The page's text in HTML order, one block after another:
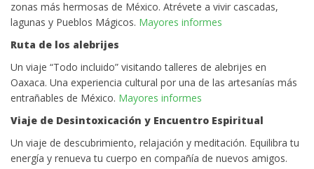
zonas más hermosas de México. Atrévete a vivir cascadas,
lagunas y Pueblos Mágicos. Mayores informes
Ruta de los alebrijes
Un viaje “Todo incluido” visitando talleres de alebrijes en
Oaxaca. Una experiencia cultural por una de las artesanías más
entrañables de México. Mayores informes
Viaje de Desintoxicación y Encuentro Espiritual
Un viaje de descubrimiento, relajación y meditación. Equilibra tu
energía y renueva tu cuerpo en compañía de nuevos amigos.